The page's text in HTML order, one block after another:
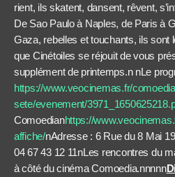
rient, ils skatent, dansent, rêvent,
De Sao Paulo à Naples, de Paris à
Gaza, rebelles et touchants, ils sont
que Cinétoiles se réjouit de vous
supplément de printemps.n nLe
https://www.veocinemas.fr/
sete/evenement/
Comoedianhttps://
affiche/nAdresse : 6 Rue du 8 Mai
04 67 43 12 11nLes rencontres du
à côté du cinéma Comoedia.nnnnn